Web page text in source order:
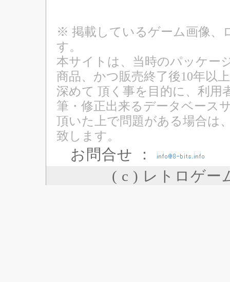
※ 掲載しているゲーム画像、
す。
本サイトは、当時のパッケー
商品、かつ販売終了後10年以
深めて 頂く事を目的に、利用
筆・修正出来るデータベース
頂いた上で問題がある場合は
致します。
お問合せ ：
( c ) レトロゲー